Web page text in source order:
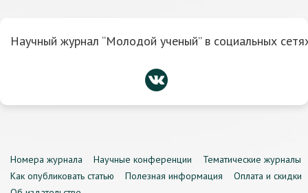
Научный журнал “Молодой ученый” в социальных
Номера журнала Научные конференции
Тематические журналы
Как опубликовать статью
Полезная информация
Оплата и скидки